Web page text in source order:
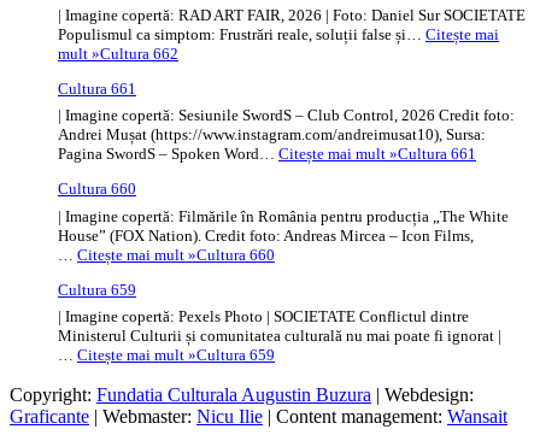
| Imagine copertă: RAD ART FAIR, 2026 | Foto: Daniel Sur SOCIETATE
Populismul ca simptom: Frustrări reale, soluții false și… Citește mai
mult »Cultura 662
Cultura 661
| Imagine copertă: Sesiunile SwordS – Club Control, 2026 Credit foto:
Andrei Mușat (https://www.instagram.com/andreimusat10), Sursa:
Pagina SwordS – Spoken Word… Citește mai mult »Cultura 661
Cultura 660
| Imagine copertă: Filmările în România pentru producția „The White
House” (FOX Nation). Credit foto: Andreas Mircea – Icon Films,
Citește mai mult »Cultura 660
Cultura 659
| Imagine copertă: Pexels Photo | SOCIETATE Conflictul dintre
Ministerul Culturii și comunitatea culturală nu mai poate fi ignorat |
… Citește mai mult »Cultura 659
Copyright: Fundatia Culturala Augustin Buzura | Webdesign:
Graficante | Webmaster: Nicu Ilie | Content management: Wansait